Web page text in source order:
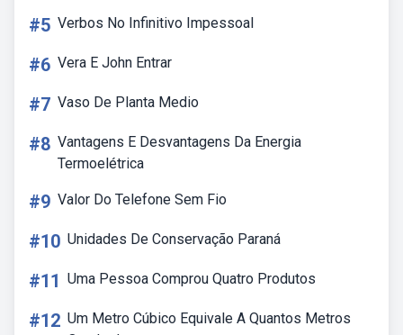
#5 Verbos No Infinitivo Impessoal
#6 Vera E John Entrar
#7 Vaso De Planta Medio
#8 Vantagens E Desvantagens Da Energia
Termoelétrica
#9 Valor Do Telefone Sem Fio
#10 Unidades De Conservação Paraná
#11 Uma Pessoa Comprou Quatro Produtos
#12 Um Metro Cúbico Equivale A Quantos Metros